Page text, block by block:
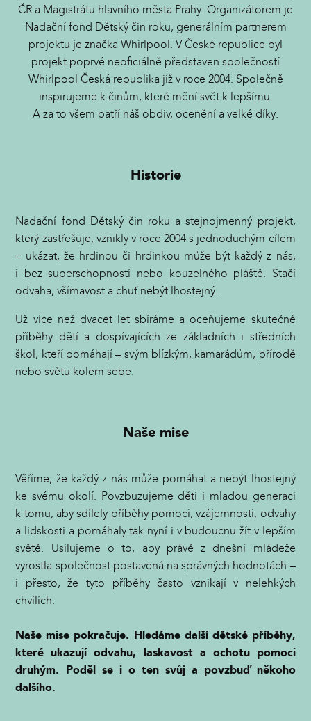
ČR a Magistrátu hlavního města Prahy. Organizátorem je
Nadační fond Dětský čin roku, generálním partnerem
projektu je značka Whirlpool. V České republice byl
projekt poprvé neoficiálně představen společností
Whirlpool Česká republika již v roce 2004. Společně
inspirujeme k činům, které mění svět k lepšímu.
A za to všem patří náš obdiv, ocenění a velké díky.
Historie
Nadační fond Dětský čin roku a stejnojmenný projekt,
který zastřešuje, vznikly v roce 2004 s jednoduchým cílem
– ukázat, že hrdinou či hrdinkou může být každý z nás,
i bez superschopností nebo kouzelného pláště. Stačí
odvaha, všímavost a chuť nebýt lhostejný.
Už více než dvacet let sbíráme a oceňujeme skutečné
příběhy dětí a dospívajících ze základních i středních
škol, kteří pomáhají – svým blízkým, kamarádům, přírodě
nebo světu kolem sebe.
Naše mise
Věříme, že každý z nás může pomáhat a nebýt lhostejný
ke svému okolí. Povzbuzujeme děti i mladou generaci
k tomu, aby sdílely příběhy pomoci, vzájemnosti, odvahy
a lidskosti a pomáhaly tak nyní i v budoucnu žít v lepším
světě. Usilujeme o to, aby právě z dnešní mládeže
vyrostla společnost postavená na správných hodnotách –
i přesto, že tyto příběhy často vznikají v nelehkých
chvílích.
Naše mise pokračuje. Hledáme další dětské příběhy,
které ukazují odvahu, laskavost a ochotu pomoci
druhým. Poděl se i o ten svůj a povzbuď někoho
dalšího.